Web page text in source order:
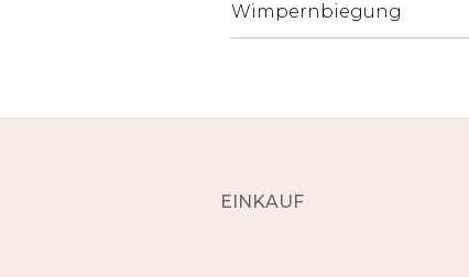
Wimpernbiegung
EINKAUF